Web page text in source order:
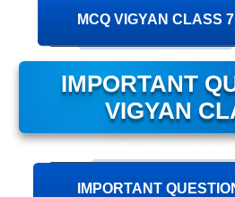
MCQ VIGYAN CLASS 7
IMPORTANT
VIGYAN
IMPORTANT